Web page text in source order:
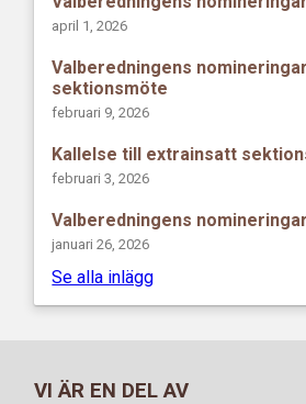
april 1, 2026
Valberedningens
sektionsmöte
februari 9, 2026
Kallelse till extrainsatt
februari 3, 2026
Valberedningens
januari 26, 2026
Se alla inlägg
VI ÄR EN DEL AV